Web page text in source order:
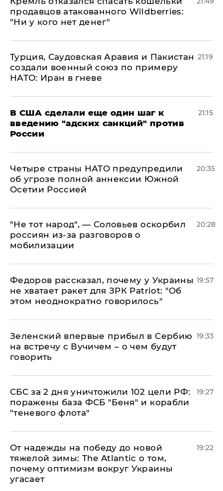
продавцов атакованного Wildberries:
"Ни у кого нет денег"
Турция, Саудовская Аравия и Пакистан
создали военный союз по примеру
НАТО: Иран в гневе
21:19
В США сделали еще один шаг к
введению "адских санкций" против
России
21:15
Четыре страны НАТО предупредили
об угрозе полной аннексии Южной
Осетии Россией
20:35
​"Не тот народ", — Соловьев оскорбил
россиян из-за разговоров о
мобилизации
20:28
Федоров рассказал, почему у Украины
не хватает ракет для ЗРК Patriot: "Об
этом неоднократно говорилось"
19:57
Зеленский впервые прибыл в Сербию
на встречу с Вучичем – о чем будут
говорить
19:33
СБС за 2 дня уничтожили 102 цели РФ:
поражены база ФСБ "Беня" и корабли
"теневого флота"
19:27
От надежды на победу до новой
тяжелой зимы: The Atlantic о том,
почему оптимизм вокруг Украины
угасает
19:22